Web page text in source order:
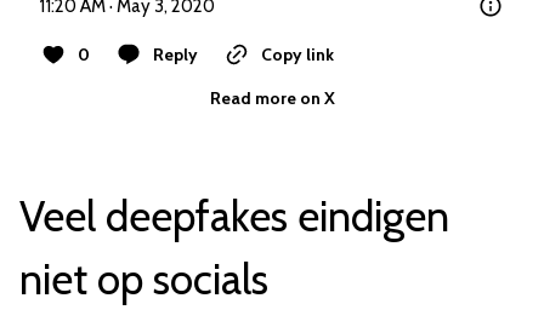
11:20 AM · May 3, 2020
0 Reply
Copy link
Read more on X
Veel deepfakes eindigen
niet op socials